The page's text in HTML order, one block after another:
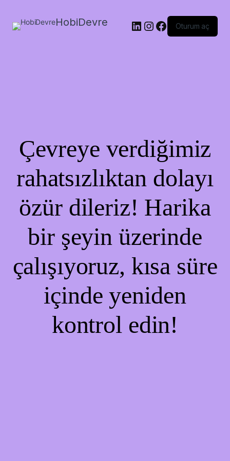
HobiDevre LinkedIn
Instagram
Facebook
Oturum aç
Çevreye verdiğimiz
rahatsızlıktan dolayı
özür dileriz! Harika
bir şeyin üzerinde
çalışıyoruz, kısa süre
içinde yeniden
kontrol edin!